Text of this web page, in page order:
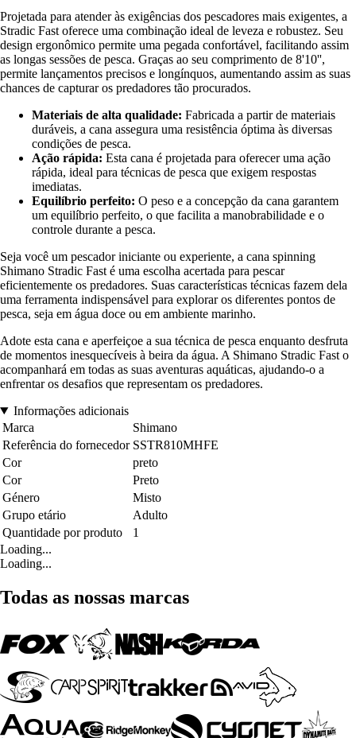
Projetada para atender às exigências dos pescadores mais exigentes, a
Stradic Fast oferece uma combinação ideal de leveza e robustez. Seu
design ergonômico permite uma pegada confortável, facilitando assim
as longas sessões de pesca. Graças ao seu comprimento de 8'10'',
permite lançamentos precisos e longínquos, aumentando assim as suas
chances de capturar os predadores tão procurados.
Materiais de alta qualidade: Fabricada a partir de materiais
duráveis, a cana assegura uma resistência óptima às diversas
condições de pesca.
Ação rápida: Esta cana é projetada para oferecer uma ação
rápida, ideal para técnicas de pesca que exigem respostas
imediatas.
Equilíbrio perfeito: O peso e a concepção da cana garantem
um equilíbrio perfeito, o que facilita a manobrabilidade e o
controle durante a pesca.
Seja você um pescador iniciante ou experiente, a cana spinning
Shimano Stradic Fast é uma escolha acertada para pescar
eficientemente os predadores. Suas características técnicas fazem dela
uma ferramenta indispensável para explorar os diferentes pontos de
pesca, seja em água doce ou em ambiente marinho.
Adote esta cana e aperfeiçoe a sua técnica de pesca enquanto desfruta
de momentos inesquecíveis à beira da água. A Shimano Stradic Fast o
acompanhará em todas as suas aventuras aquáticas, ajudando-o a
enfrentar os desafios que representam os predadores.
Informações adicionais
Marca
Shimano
Referência do fornecedor SSTR810MHFE
Cor
preto
Cor
Preto
Género
Misto
Grupo etário
Adulto
Quantidade por produto
1
Loading...
Loading...
Todas as nossas marcas